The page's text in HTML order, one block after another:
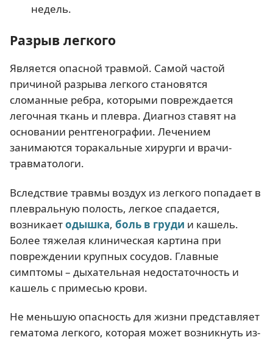
недель.
Разрыв легкого
Является опасной травмой. Самой частой
причиной разрыва легкого становятся
сломанные ребра, которыми повреждается
легочная ткань и плевра. Диагноз ставят на
основании рентгенографии. Лечением
занимаются торакальные хирурги и врачи-
травматологи.
Вследствие травмы воздух из легкого попадает в
плевральную полость, легкое спадается,
возникаетодышка, боль в груди и кашель.
Более тяжелая клиническая картина при
повреждении крупных сосудов. Главные
симптомы – дыхательная недостаточность и
кашель с примесью крови.
Не меньшую опасность для жизни представляет
гематома легкого, которая может возникнуть из-